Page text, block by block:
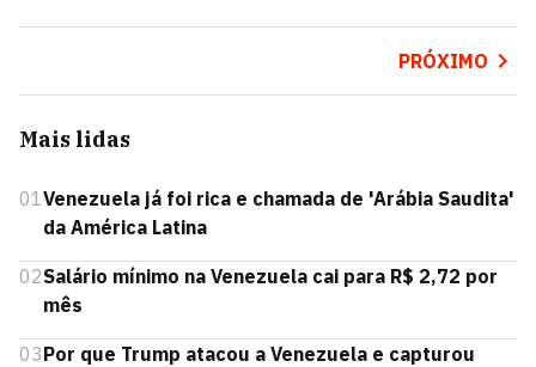
PRÓXIMO
Mais lidas
01Venezuela já foi rica e chamada de 'Arábia Saudita'
da América Latina
02Salário mínimo na Venezuela cai para R$ 2,72 por
mês
03Por que Trump atacou a Venezuela e capturou